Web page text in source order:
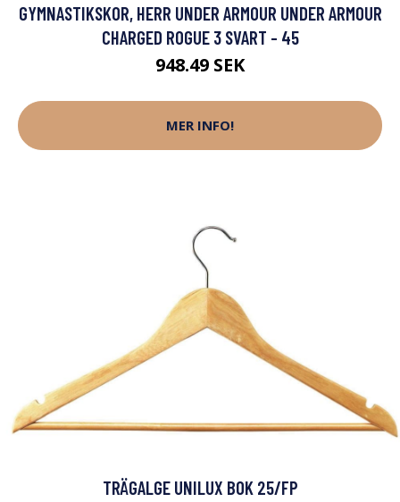
GYMNASTIKSKOR, HERR UNDER ARMOUR UNDER ARMOUR
CHARGED ROGUE 3 SVART - 45
948.49 SEK
MER INFO!
TRÄGALGE UNILUX BOK 25/FP